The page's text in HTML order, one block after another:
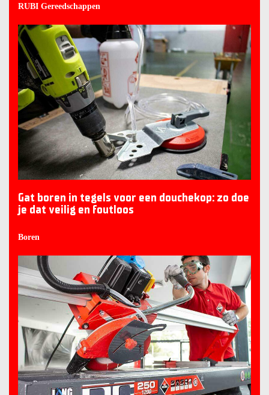
RUBI Gereedschappen
Gat boren in tegels voor een douchekop: zo doe
je dat veilig en foutloos
Boren